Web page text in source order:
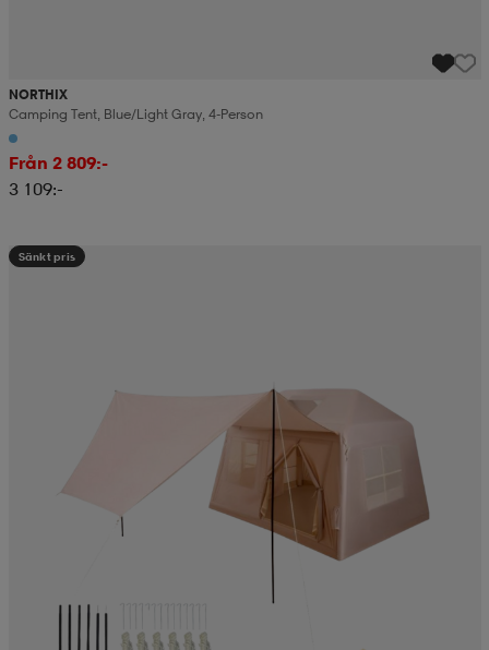
NORTHIX
Camping Tent, Blue/light Gray, 4-Person
Från 2 809:-
3 109:-
Sänkt pris